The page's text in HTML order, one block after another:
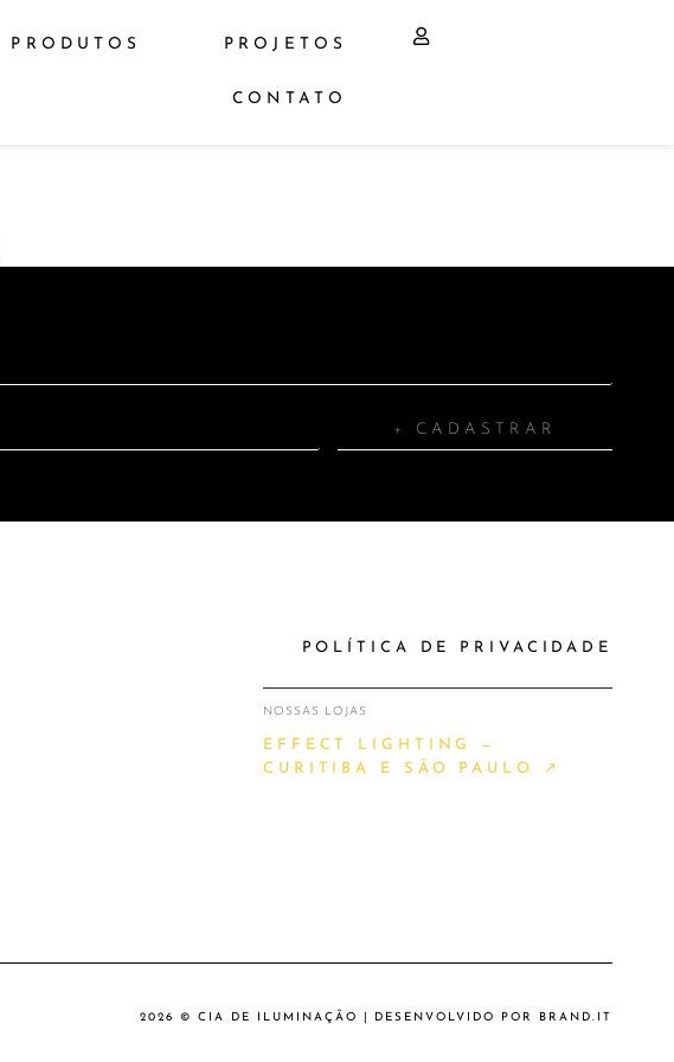
PRODUTOS PROJETOS
CONTATO
+ CADASTRAR
POLÍTICA DE PRIVACIDADE
NOSSAS LOJAS
EFFECT LIGHTING —
CURITIBA E SÃO PAULO ↗
2026 © CIA DE ILUMINAÇÃO | DESENVOLVIDO POR BRAND.IT